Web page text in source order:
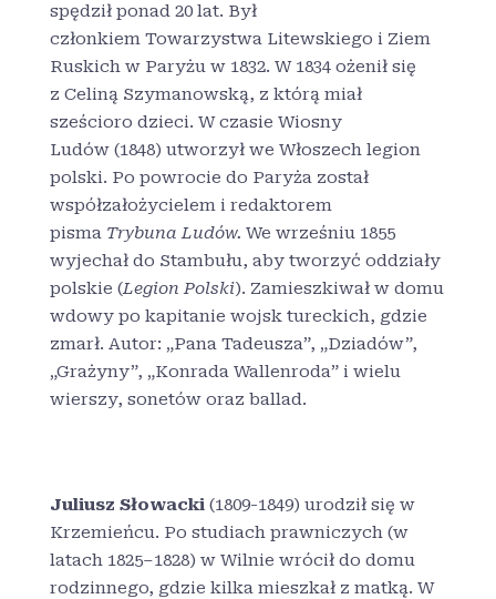
spędził ponad 20 lat. Był
członkiem Towarzystwa Litewskiego i Ziem
Ruskich w Paryżu w 1832. W 1834 ożenił się
z Celiną Szymanowską, z którą miał
sześcioro dzieci. W czasie Wiosny
Ludów (1848) utworzył we Włoszech legion
polski. Po powrocie do Paryża został
współzałożycielem i redaktorem
pisma Trybuna Ludów. We wrześniu 1855
wyjechał do Stambułu, aby tworzyć oddziały
polskie (Legion Polski). Zamieszkiwał w domu
wdowy po kapitanie wojsk tureckich, gdzie
zmarł. Autor: „Pana Tadeusza”, „Dziadów”,
„Grażyny”, „Konrada Wallenroda” i wielu
wierszy, sonetów oraz ballad.
Juliusz Słowacki(1809-1849) urodził się w
Krzemieńcu. Po studiach prawniczych (w
latach 1825–1828) w Wilnie wrócił do domu
rodzinnego, gdzie kilka mieszkał z matką. W